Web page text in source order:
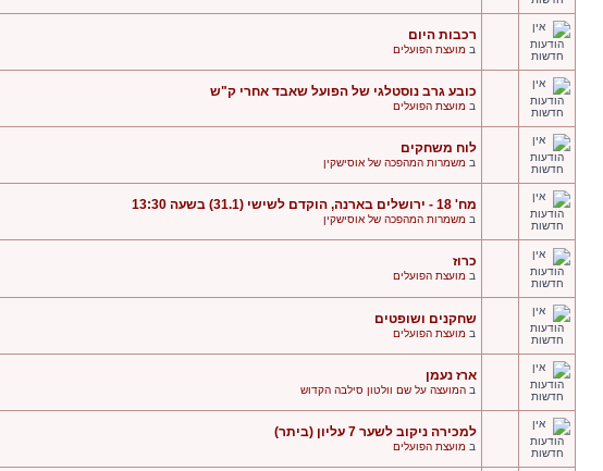
רכבות היום
ב מועצת הפועלים
כובע גרב נוסטלגי של הפועל שאבד אחרי ק"ש
ב מועצת הפועלים
לוח משחקים
ב משמרות המהפכה של אוסישקין
מח' 18 - ירושלים בארנה, הוקדם לשישי (31.1) בשעה 13:30
ב משמרות המהפכה של אוסישקין
כרוז
ב מועצת הפועלים
שחקנים ושופטים
ב מועצת הפועלים
ארז נעמן
ב המועצה על שם וולטון סילבה הקדוש
למכירה ניקוב לשער 7 עליון (ביתר)
ב מועצת הפועלים